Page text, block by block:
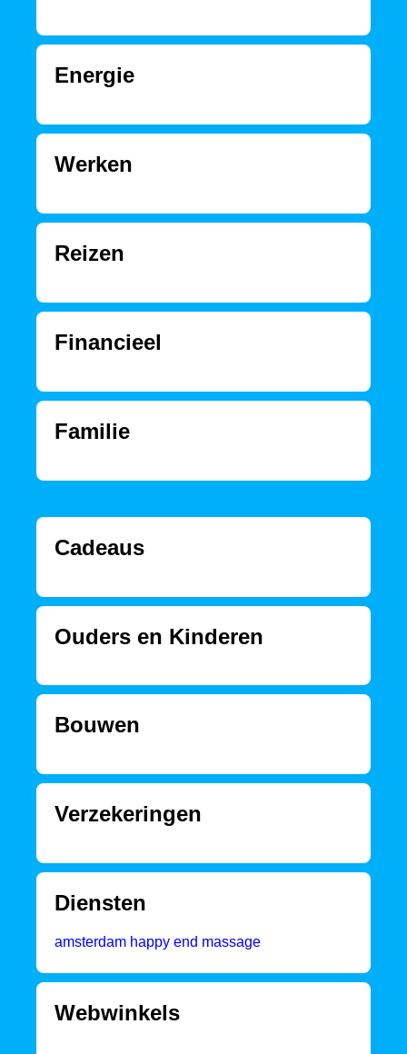
Energie
Werken
Reizen
Financieel
Familie
Cadeaus
Ouders en Kinderen
Bouwen
Verzekeringen
Diensten
amsterdam happy end massage
Webwinkels